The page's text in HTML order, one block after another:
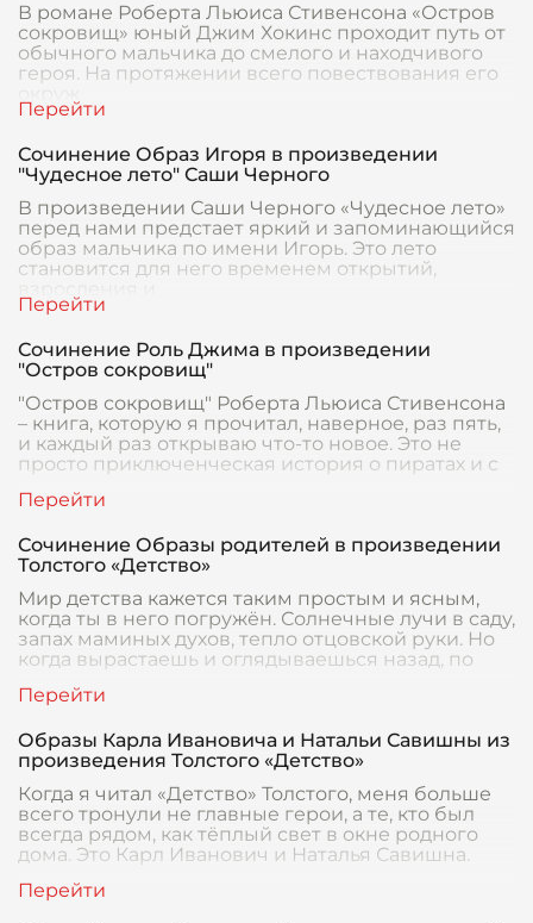
В романе Роберта Льюиса Стивенсона «Остров
сокровищ» юный Джим Хокинс проходит путь от
обычного мальчика до смелого и находчивого
героя. На протяжении всего повествования его
Сочинение Образ Игоря в произведении
"Чудесное лето" Саши Черного
В произведении Саши Черного «Чудесное лето»
перед нами предстает яркий и запоминающийся
образ мальчика по имени Игорь. Это лето
становится для него временем открытий,
Сочинение Роль Джима в произведении
"Остров сокровищ"
"Остров сокровищ" Роберта Льюиса Стивенсона
– книга, которую я прочитал, наверное, раз пять,
и каждый раз открываю что-то новое. Это не
просто приключенческая история о пиратах и с
Сочинение Образы родителей в произведении
Толстого «Детство»
Мир детства кажется таким простым и ясным,
когда ты в него погружён. Солнечные лучи в саду,
запах маминых духов, тепло отцовской руки. Но
когда вырастаешь и оглядываешься назад, по
Образы Карла Ивановича и Натальи Савишны из
произведения Толстого «Детство»
Когда я читал «Детство» Толстого, меня больше
всего тронули не главные герои, а те, кто был
всегда рядом, как тёплый свет в окне родного
дома. Это Карл Иванович и Наталья Савишна.